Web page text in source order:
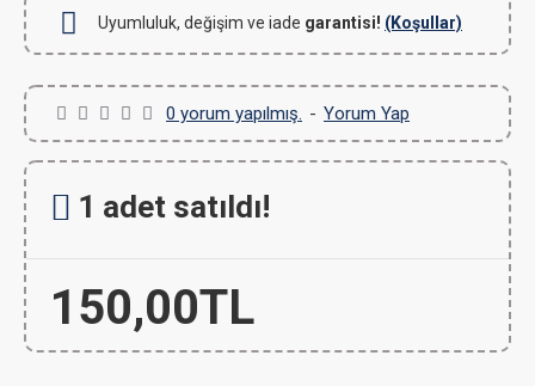
Uyumluluk, değişim ve iade garantisi! (Koşullar)
0 yorum yapılmış. - Yorum Yap
150,00TL
1 adet satıldı!